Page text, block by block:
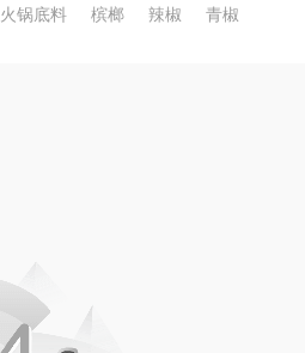
火锅底料 槟榔 辣椒
青椒